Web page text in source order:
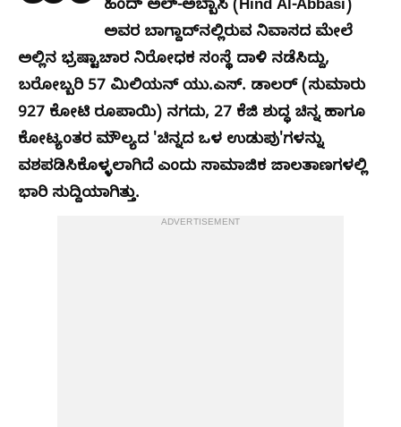
ಹಿಂದ್ ಅಲ್-ಅಬ್ಬಾಸಿ (Hind Al-Abbasi)
ಅವರ ಬಾಗ್ದಾದ್‌ನಲ್ಲಿರುವ ನಿವಾಸದ ಮೇಲೆ
ಅಲ್ಲಿನ ಭ್ರಷ್ಟಾಚಾರ ನಿರೋಧಕ ಸಂಸ್ಥೆ ದಾಳಿ ನಡೆಸಿದ್ದು,
ಬರೋಬ್ಬರಿ 57 ಮಿಲಿಯನ್ ಯು.ಎಸ್. ಡಾಲರ್ (ಸುಮಾರು
927 ಕೋಟಿ ರೂಪಾಯಿ) ನಗದು, 27 ಕೆಜಿ ಶುದ್ಧ ಚಿನ್ನ ಹಾಗೂ
ಕೋಟ್ಯಂತರ ಮೌಲ್ಯದ 'ಚಿನ್ನದ ಒಳ ಉಡುಪು'ಗಳನ್ನು
ವಶಪಡಿಸಿಕೊಳ್ಳಲಾಗಿದೆ ಎಂದು ಸಾಮಾಜಿಕ ಜಾಲತಾಣಗಳಲ್ಲಿ
ಭಾರಿ ಸುದ್ದಿಯಾಗಿತ್ತು.
ADVERTISEMENT